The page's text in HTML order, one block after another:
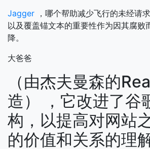
Jagger ，哪个帮助减少飞行的未经请
以及覆盖锚文本的重要性作为因其腐败
降。
大爸爸
（由杰夫曼森的
造） ，它改进了谷
构，以提高对网站
的价值和关系的理解